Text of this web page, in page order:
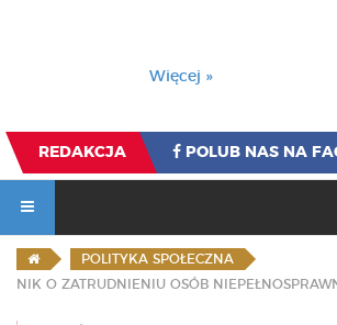
Więcej »
REDAKCJA POLUB NAS NA
POLITYKA SPOŁECZNA
NIK O ZATRUDNIENIU OSÓB